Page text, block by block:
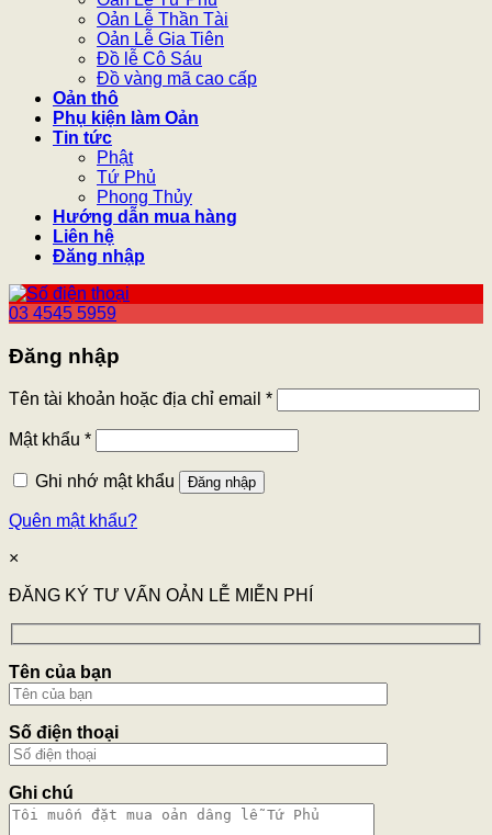
Oản Lễ Thần Tài
Oản Lễ Gia Tiên
Đồ lễ Cô Sáu
Đồ vàng mã cao cấp
Oản thô
Phụ kiện làm Oản
Tin tức
Phật
Tứ Phủ
Phong Thủy
Hướng dẫn mua hàng
Liên hệ
Đăng nhập
03 4545 5959
Đăng nhập
Tên tài khoản hoặc địa chỉ email *
Mật khẩu *
Ghi nhớ mật khẩu Đăng nhập
Quên mật khẩu?
×
ĐĂNG KÝ TƯ VẤN OẢN LỄ MIỄN PHÍ
Tên của bạn
Số điện thoại
Ghi chú